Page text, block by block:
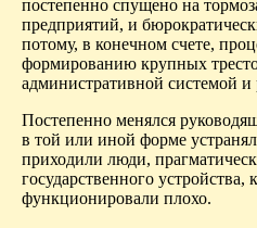
постепенно спущено на
предприятий, и
потому, в конечном счете,
формированию крупных
административной системой
Постепенно менялся
в той или иной форме
приходили люди,
государственного
функционировали плохо.